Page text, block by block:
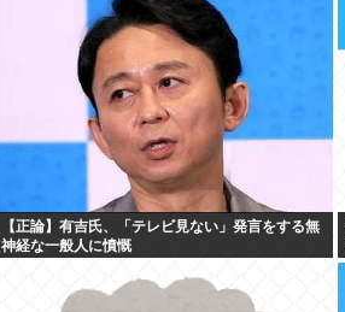
【正論】有吉氏、「テレビ見ない」発言をする無
神経な一般人に憤慨